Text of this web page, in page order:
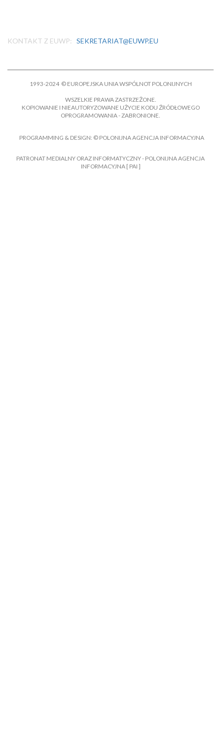
KONTAKT Z EUWP: SEKRETARIAT@EUWP.EU
1993-2024 © EUROPEJSKA UNIA WSPÓLNOT POLONIJNYCH
WSZELKIE PRAWA ZASTRZEŻONE.
KOPIOWANIE I NIEAUTORYZOWANE UŻYCIE KODU ŹRÓDŁOWEGO
OPROGRAMOWANIA - ZABRONIONE.
PROGRAMMING & DESIGN: © POLONIJNA AGENCJA INFORMACYJNA
PATRONAT MEDIALNY ORAZ INFORMATYCZNY - POLONIJNA AGENCJA
INFORMACYJNA [ PAI ]